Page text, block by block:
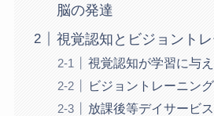
脳の発達
視覚認知とビジョント
視覚認知が学習に与
ビジョントレーニング
放課後等デイサービ